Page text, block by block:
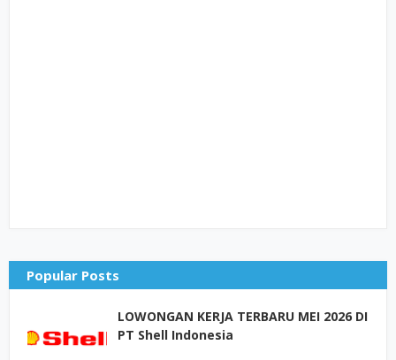
Popular Posts
LOWONGAN KERJA TERBARU MEI 2026 DI
PT Shell Indonesia